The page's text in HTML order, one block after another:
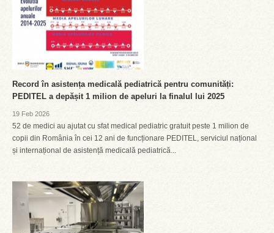
Record în asistența medicală pediatrică pentru comunități:
PEDITEL a depășit 1 milion de apeluri la finalul lui 2025
19 Feb 2026
52 de medici au ajutat cu sfat medical pediatric gratuit peste 1 milion de
copii din România în cei 12 ani de funcționare PEDITEL, serviciul național
și internațional de asistență medicală pediatrică...